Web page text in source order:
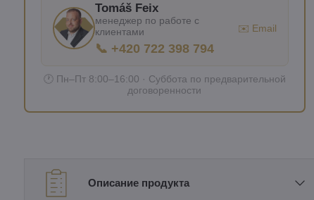
Tomáš Feix
менеджер по работе с
клиентами
📞 +420 722 398 794
✉️ Email
🕐 Пн–Пт 8:00–16:00 · Суббота по предварительной
договоренности
Описание продукта